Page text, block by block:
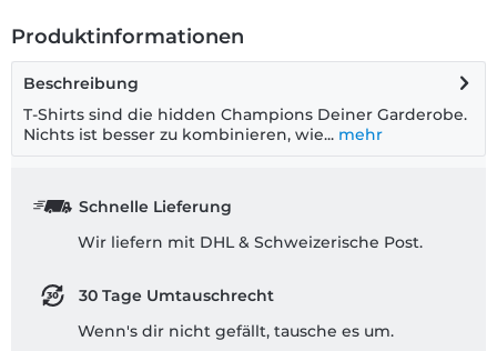
Produktinformationen
Beschreibung
T-Shirts sind die hidden Champions Deiner Garderobe.
Nichts ist besser zu kombinieren, wie... mehr
Schnelle Lieferung
Wir liefern mit DHL & Schweizerische Post.
30 Tage Umtauschrecht
Wenn's dir nicht gefällt, tausche es um.